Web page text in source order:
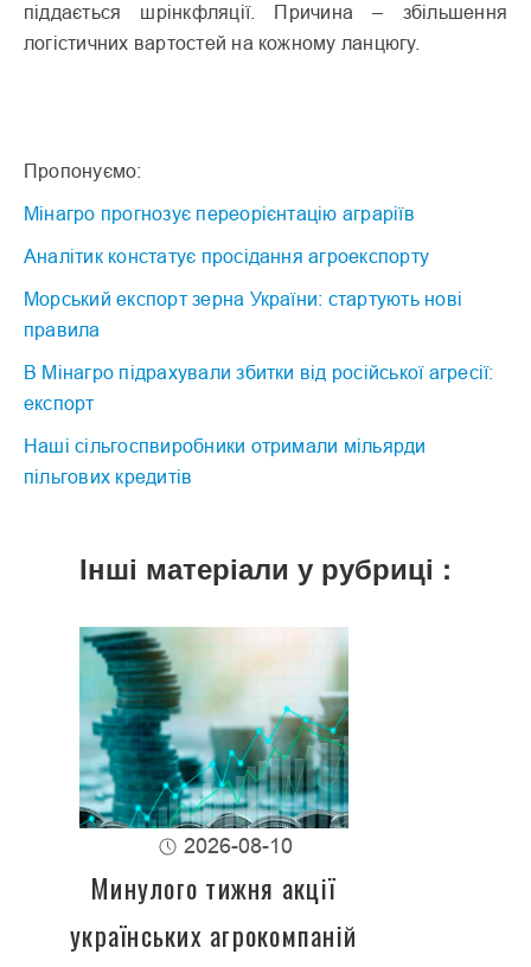
піддається шрінкфляції. Причина – збільшення
логістичних вартостей на кожному ланцюгу.
Пропонуємо:
Мінагро прогнозує переорієнтацію аграріїв
Аналітик констатує просідання агроекспорту
Морський експорт зерна України: стартують нові
правила
В Мінагро підрахували збитки від російської агресії:
експорт
Наші сільгоспвиробники отримали мільярди
пільгових кредитів
Інші матеріали у рубриці :
2026-08-10
Минулого тижня акції
українських агрокомпаній